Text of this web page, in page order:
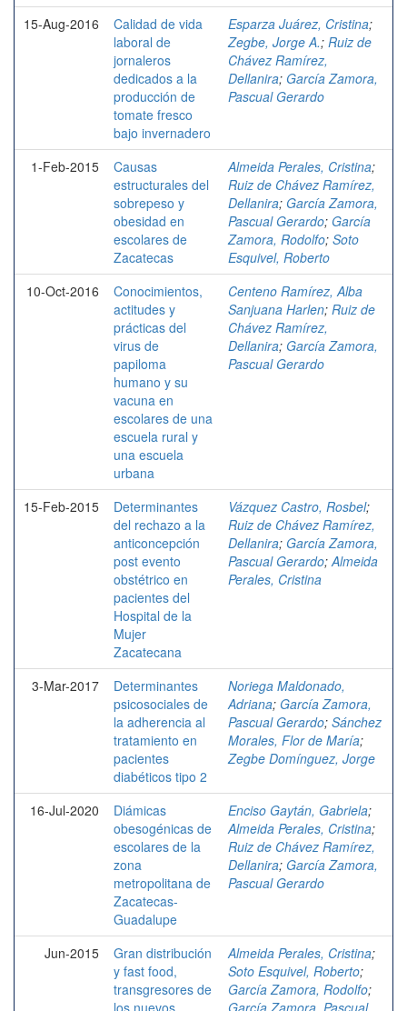
15-Aug-2016
Calidad de vida
laboral de
jornaleros
dedicados a la
producción de
tomate fresco
bajo invernadero
Esparza Juárez, Cristina;
Zegbe, Jorge A.; Ruiz de
Chávez Ramírez,
Dellanira; García Zamora,
Pascual Gerardo
1-Feb-2015
Causas
estructurales del
sobrepeso y
obesidad en
escolares de
Zacatecas
Almeida Perales, Cristina;
Ruiz de Chávez Ramírez,
Dellanira; García Zamora,
Pascual Gerardo; García
Zamora, Rodolfo; Soto
Esquivel, Roberto
10-Oct-2016
Conocimientos,
actitudes y
prácticas del
virus de
papiloma
humano y su
vacuna en
escolares de una
escuela rural y
una escuela
urbana
Centeno Ramírez, Alba
Sanjuana Harlen; Ruiz de
Chávez Ramírez,
Dellanira; García Zamora,
Pascual Gerardo
15-Feb-2015
Determinantes
del rechazo a la
anticoncepción
post evento
obstétrico en
pacientes del
Hospital de la
Mujer
Zacatecana
Vázquez Castro, Rosbel;
Ruiz de Chávez Ramírez,
Dellanira; García Zamora,
Pascual Gerardo; Almeida
Perales, Cristina
3-Mar-2017
Determinantes
psicosociales de
la adherencia al
tratamiento en
pacientes
diabéticos tipo 2
Noriega Maldonado,
Adriana; García Zamora,
Pascual Gerardo; Sánchez
Morales, Flor de María;
Zegbe Domínguez, Jorge
16-Jul-2020
Diámicas
obesogénicas de
escolares de la
zona
metropolitana de
Zacatecas-
Guadalupe
Enciso Gaytán, Gabriela;
Almeida Perales, Cristina;
Ruiz de Chávez Ramírez,
Dellanira; García Zamora,
Pascual Gerardo
Jun-2015
Gran distribución
y fast food,
transgresores de
los nuevos
Almeida Perales, Cristina;
Soto Esquivel, Roberto;
García Zamora, Rodolfo;
García Zamora, Pascual